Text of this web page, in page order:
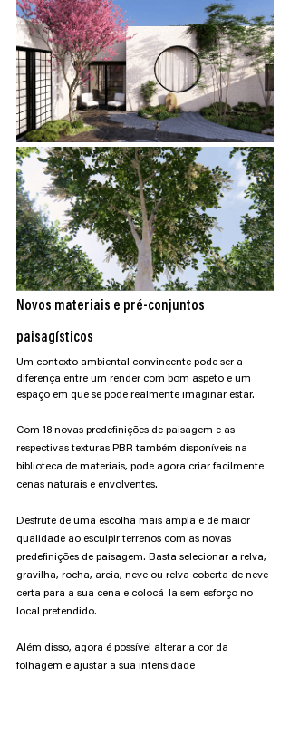
Novos materiais e pré-conjuntos
paisagísticos
Um contexto ambiental convincente pode ser a
diferença entre um render com bom aspeto e um
espaço em que se pode realmente imaginar estar.
Com 18 novas predefinições de paisagem e as
respectivas texturas PBR também disponíveis na
biblioteca de materiais, pode agora criar facilmente
cenas naturais e envolventes.
Desfrute de uma escolha mais ampla e de maior
qualidade ao esculpir terrenos com as novas
predefinições de paisagem. Basta selecionar a relva,
gravilha, rocha, areia, neve ou relva coberta de neve
certa para a sua cena e colocá-la sem esforço no
local pretendido.
Além disso, agora é possível alterar a cor da
folhagem e ajustar a sua intensidade